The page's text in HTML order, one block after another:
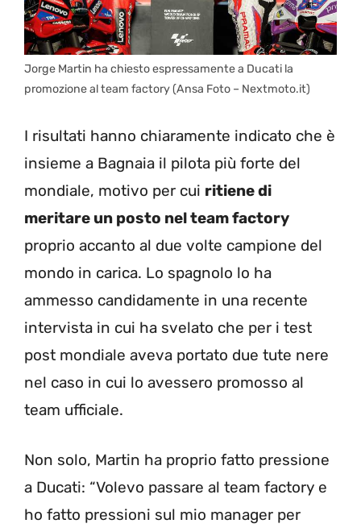
Jorge Martin ha chiesto espressamente a Ducati la
promozione al team factory (Ansa Foto – Nextmoto.it)
I risultati hanno chiaramente indicato che è
insieme a Bagnaia il pilota più forte del
mondiale, motivo per cui ritiene di
meritare un posto nel team factory
proprio accanto al due volte campione del
mondo in carica. Lo spagnolo lo ha
ammesso candidamente in una recente
intervista in cui ha svelato che per i test
post mondiale aveva portato due tute nere
nel caso in cui lo avessero promosso al
team ufficiale.
Non solo, Martin ha proprio fatto pressione
a Ducati: “Volevo passare al team factory e
ho fatto pressioni sul mio manager per